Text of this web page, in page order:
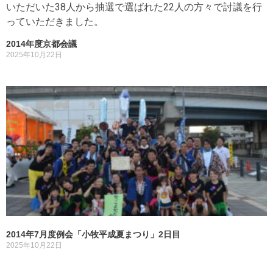
いただいた38人から抽選で選ばれた22人の方々で討議を行
っていただきました。
2014年度京都会議
2025年10月22日
2014年7月度例会「小牧平成夏まつり」2日目
2025年10月22日